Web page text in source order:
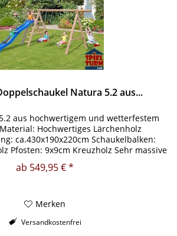
Natura 5.2 aus...
aus hochwertigem und wetterfestem
Hochwertiges Lärchenholz
ca.430x190x220cm Schaukelbalken:
Pfosten: 9x9cm Kreuzholz Sehr massive
wetterfeste Bauweise...
ab 549,95 € *
Merken
Versandkostenfrei